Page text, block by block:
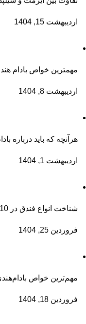
اردیبهشت 15, 1404
مهمترین خواص بادام
اردیبهشت 8, 1404
هرآنچه که باید درباره
اردیبهشت 1, 1404
شناخت انواع فندق در 10 دقیقه! + لیست کامل
فروردین 25, 1404
مهم‌ترین خواص
فروردین 18, 1404